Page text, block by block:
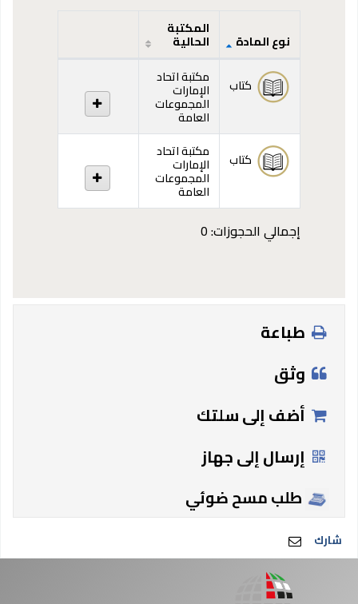
المقتنيات
نوع المادة
المكتبة
الحالية
كتاب مكتبة اتحاد
الإمارات
المجموعات
العامة
كتاب
مكتبة اتحاد
الإمارات
المجموعات
العامة
إجمالي الحجوزات: 0
طباعة
وثق
أضف إلى سلتك
إرسال إلى جهاز
طلب مسح ضوئي
شارك